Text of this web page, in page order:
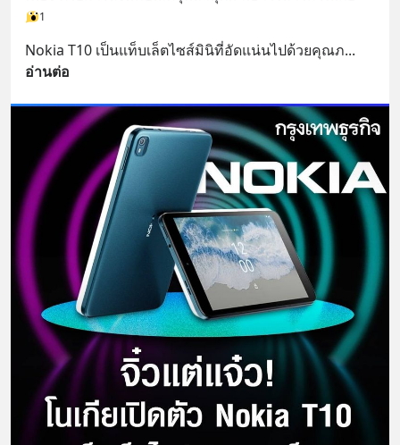
1
Nokia T10 เป็นแท็บเล็ตไซส์มินิที่อัดแน่นไปด้วยคุณภ
อ่านต่อ